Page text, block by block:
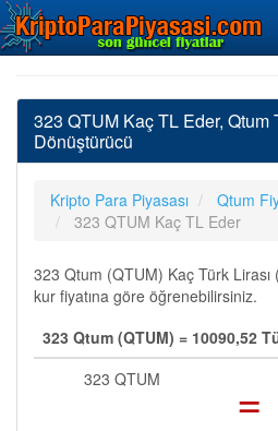
323 QTUM Kaç TL Eder, Qtum
Dönüştürücü
Kripto Para Piyasası
Qtum
323 QTUM Kaç TL Eder
323 Qtum (QTUM) Kaç Türk
kur fiyatına göre öğrenebilirsiniz.
323 Qtum (QTUM) = 10090,52
323 QTUM
=